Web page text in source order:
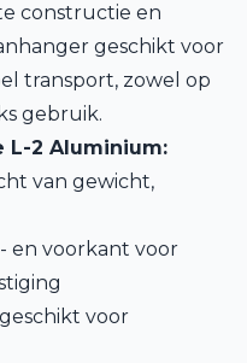
constructie en
geschikt voor
transport, zowel op
gebruik.
L-2 Aluminium:
van gewicht,
en voorkant voor
voor